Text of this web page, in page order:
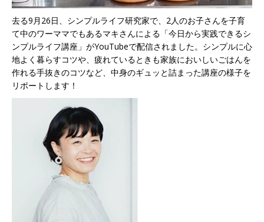
去る9月26日、シンプルライフ研究家で、2人のお子さんを子育
て中のワーママでもあるマキさんによる「今日から実践できるシ
ンプルライフ講座」がYouTubeで配信されました。シンプルに心
地よく暮らすコツや、疲れているときも家族においしいごはんを
作れる手抜きのコツなど、中身のギュッと詰まった講座の様子を
リポートします！